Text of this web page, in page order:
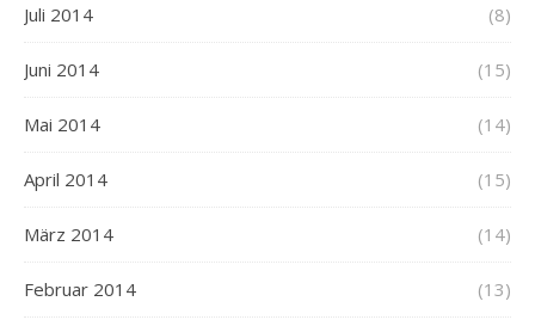
Juli 2014 (8)
Juni 2014 (15)
Mai 2014 (14)
April 2014 (15)
März 2014 (14)
Februar 2014 (13)